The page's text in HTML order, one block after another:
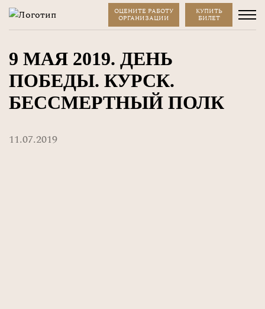
ОЦЕНИТЕ РАБОТУ
ОРГАНИЗАЦИИ
КУПИТЬ
БИЛЕТ
9 МАЯ 2019. ДЕНЬ
ПОБЕДЫ. КУРСК.
БЕССМЕРТНЫЙ ПОЛК
11.07.2019